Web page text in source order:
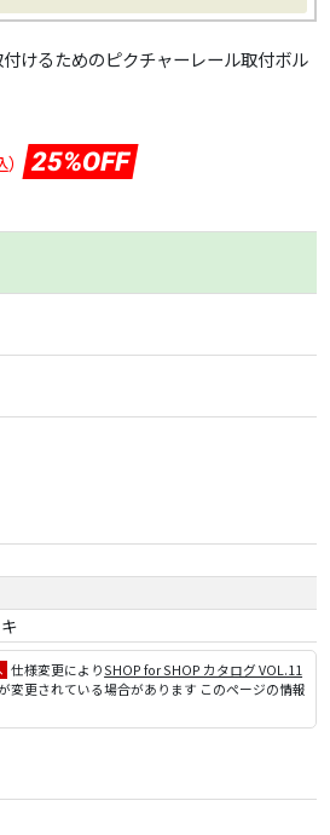
けるためのピクチャーレール取付ボル
） 25%OFF
仕様変更によりSHOP for SHOP カタログ VOL.11
変更されている場合があります このページの情報